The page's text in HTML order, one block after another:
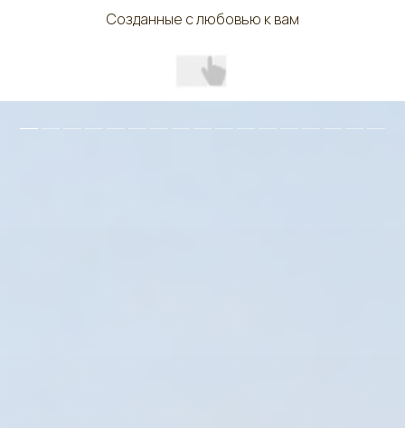
Созданные с любовью к вам